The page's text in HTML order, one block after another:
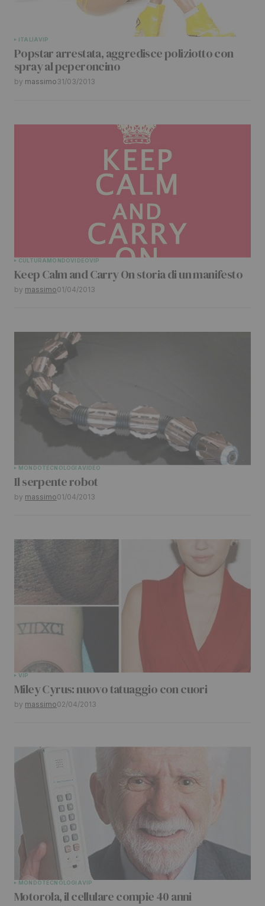
Submit Comment
ITALIAVIP
Popstar arrestata, aggredisce poliziotto con
spray al peperoncino
by massimo31/03/2013
CULTURAMONDOVIDEOVIP
Keep Calm and Carry On storia di un manifesto
by massimo01/04/2013
MONDOTECNOLOGIAVIDEO
Il serpente robot
by massimo01/04/2013
VIP
Miley Cyrus: nuovo tatuaggio con cuori
by massimo02/04/2013
MONDOTECNOLOGIAVIP
Motorola, il cellulare compie 40 anni